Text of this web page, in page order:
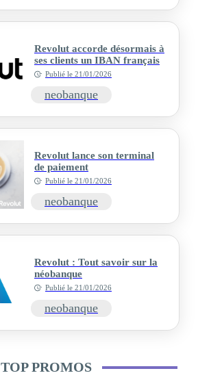
Revolut accorde désormais à
ses clients un IBAN français￼
Publié le 21/01/2026
neobanque
Revolut lance son terminal
de paiement
Publié le 21/01/2026
neobanque
Revolut : Tout savoir sur la
néobanque
Publié le 21/01/2026
neobanque
TOP PROMOS